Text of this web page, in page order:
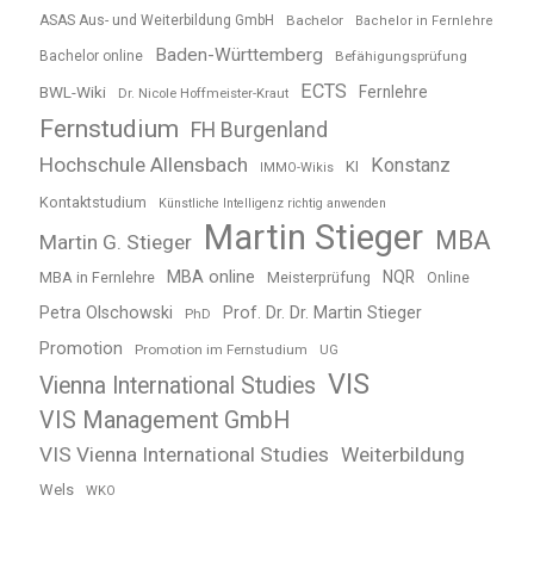
ASAS Aus- und Weiterbildung GmbH Bachelor Bachelor in Fernlehre
Bachelor online Baden-Württemberg Befähigungsprüfung
BWL-Wiki Dr. Nicole Hoffmeister-Kraut ECTS Fernlehre
Fernstudium FH Burgenland
Hochschule Allensbach
IMMO-Wikis KI Konstanz
Kontaktstudium Künstliche Intelligenz richtig anwenden
Martin G. Stieger Martin Stieger MBA
MBA in Fernlehre MBA online Meisterprüfung NQR Online
Petra Olschowski PhD Prof. Dr. Dr. Martin Stieger
Promotion Promotion im Fernstudium UG
Vienna International Studies VIS
VIS Management GmbH
VIS Vienna International Studies Weiterbildung
Wels WKO